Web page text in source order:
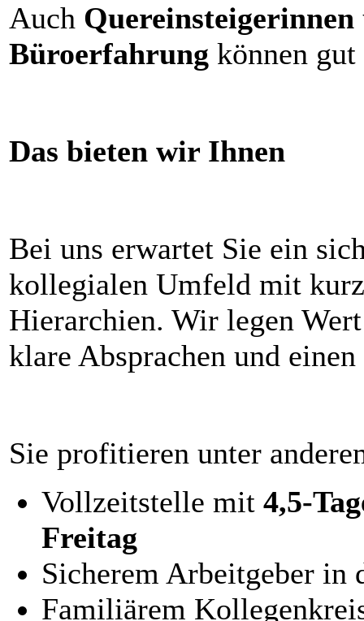
Auch
Büroerfahrung können gut
Das bieten wir Ihnen
Bei uns erwartet Sie ein
kollegialen Umfeld mit
Hierarchien. Wir legen
klare Absprachen und
Sie profitieren unter
Vollzeitstelle mit 4,5-
Freitag
Sicherem Arbeitgeber in
Familiärem